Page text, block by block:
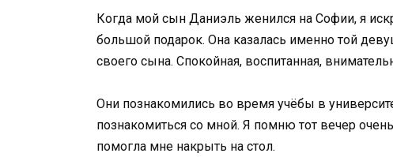
Когда мой сын Даниэль женился на Софии, я
большой подарок. Она казалась именно той
своего сына. Спокойная, воспитанная,
Они познакомились во время учёбы в
познакомиться со мной. Я помню тот вечер
помогла мне накрыть на стол.